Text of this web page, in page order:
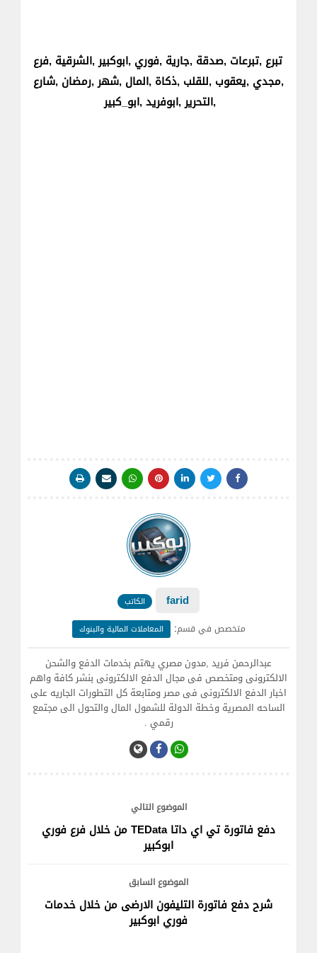
تبرع ,تبرعات ,صدقة ,جارية ,فوري ,ابوكبير ,الشرقية ,فرع
,مجدي ,يعقوب ,للقلب ,ذكاة ,المال ,شهر ,رمضان ,شارع
,التحرير ,ابوفريد ,ابو_كبير
farid الكاتب
متخصص في قسم: المعاملات المالية والبنوك
عبدالرحمن فريد ,مدون مصري يهتم بخدمات الدفع والشحن
الالكترونى ومتخصص فى مجال الدفع الالكترونى بنشر كافة واهم
اخبار الدفع الالكترونى فى مصر ومتابعة كل التطورات الجاريه على
الساحه المصرية وخطة الدولة للشمول المال والتحول الى مجتمع
رقمي .
الموضوع التالي
دفع فاتورة تي اي داتا TEData من خلال فرع فوري
ابوكبير
الموضوع السابق
شرح دفع فاتورة التليفون الارضى من خلال خدمات
فوري ابوكبير